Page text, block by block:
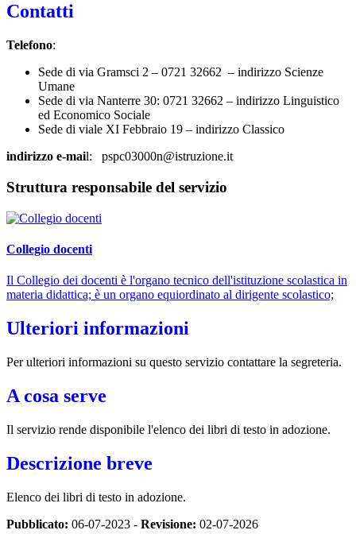
Contatti
Telefono:
Sede di via Gramsci 2 – 0721 32662 – indirizzo Scienze
Umane
Sede di via Nanterre 30: 0721 32662 – indirizzo Linguistico
ed Economico Sociale
Sede di viale XI Febbraio 19 – indirizzo Classico
indirizzo e-mail: pspc03000n@istruzione.it
Struttura responsabile del servizio
Collegio docenti
Il Collegio dei docenti è l'organo tecnico dell'istituzione scolastica in
materia didattica; è un organo equiordinato al dirigente scolastico;
Ulteriori informazioni
Per ulteriori informazioni su questo servizio contattare la segreteria.
A cosa serve
Il servizio rende disponibile l'elenco dei libri di testo in adozione.
Descrizione breve
Elenco dei libri di testo in adozione.
Pubblicato: 06-07-2023 - Revisione: 02-07-2026